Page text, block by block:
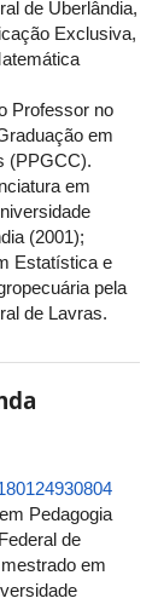
de Uberlândia,
Exclusiva,
Professor no
em
(PPGCC).
em
(2001);
Estatística e
pela
de Lavras.
Pedagogia
de
em